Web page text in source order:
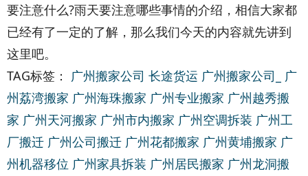
要注意什么?雨天要注意哪些事情的介绍，相信大家都
已经有了一定的了解，那么我们今天的内容就先讲到
这里吧。
TAG标签： 广州搬家公司 长途货运 广州搬家公司_
广
州荔湾搬家 广州海珠搬家 广州专业搬家 广州越秀搬
家 广州天河搬家 广州市内搬家 广州空调拆装 广州工
厂搬迁 广州公司搬迁 广州花都搬家 广州黄埔搬家 广
州机器移位 广州家具拆装 广州居民搬家 广州龙洞搬